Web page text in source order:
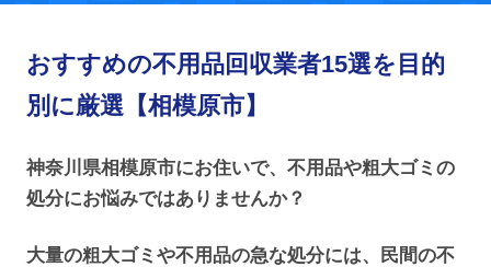
おすすめの不用品回収業者15選を目的
別に厳選【相模原市】
神奈川県相模原市にお住いで、不用品や粗大ゴミの
処分にお悩みではありませんか？
大量の粗大ゴミや不用品の急な処分には、民間の不